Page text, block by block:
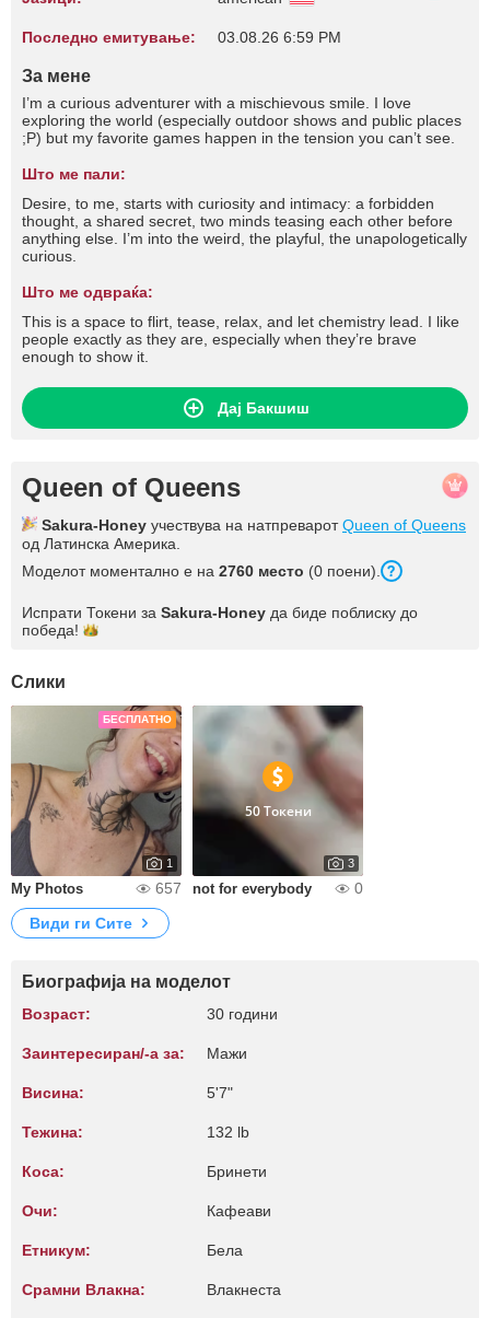
Последно емитување: 03.08.26 6:59 PM
За мене
I’m a curious adventurer with a mischievous smile. I love
exploring the world (especially outdoor shows and public places
;P) but my favorite games happen in the tension you can’t see.
Што ме пали:
Desire, to me, starts with curiosity and intimacy: a forbidden
thought, a shared secret, two minds teasing each other before
anything else. I’m into the weird, the playful, the unapologetically
curious.
Што ме одвраќа:
This is a space to flirt, tease, relax, and let chemistry lead. I like
people exactly as they are, especially when they’re brave
enough to show it.
Дај Бакшиш
Queen of Queens
Sakura-Honey учествува на натпреваротQueen of Queens
од Латинска Америка.
Моделот моментално е на 2760 место (0 поени).
Испрати Токени за Sakura-Honey да биде поблиску до
победа!
Слики
БЕСПЛАТНО
1
My Photos 657
50 Токени
3
not for everybody
0
Види ги Сите
Биографија на моделот
Возраст: 30 години
Заинтересиран/-а за: Мажи
Висина: 5'7"
Тежина: 132 lb
Коса: Бринети
Очи: Кафеави
Етникум: Бела
Срамни Влакна: Влакнеста